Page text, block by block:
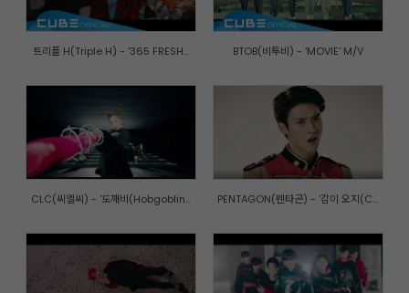
트리플 H(Triple H) - '365 FRESH... BTOB(비투비) - 'MOVIE' M/V
CLC(씨엘씨) - '도깨비(Hobgoblin... PENTAGON(펜타곤) - '감이 오지(C...